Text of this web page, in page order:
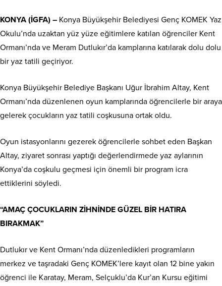
KONYA (İGFA) – Konya Büyükşehir Belediyesi Genç KOMEK Yaz
Okulu’nda uzaktan yüz yüze eğitimlere katılan öğrenciler Kent
Ormanı’nda ve Meram Dutlukır’da kamplarına katılarak dolu dolu
bir yaz tatili geçiriyor.
Konya Büyükşehir Belediye Başkanı Uğur İbrahim Altay, Kent
Ormanı’nda düzenlenen oyun kamplarında öğrencilerle bir araya
gelerek çocukların yaz tatili coşkusuna ortak oldu.
Oyun istasyonlarını gezerek öğrencilerle sohbet eden Başkan
Altay, ziyaret sonrası yaptığı değerlendirmede yaz aylarının
Konya’da coşkulu geçmesi için önemli bir program icra
ettiklerini söyledi.
“AMAÇ ÇOCUKLARIN ZİHNİNDE GÜZEL BİR HATIRA
BIRAKMAK”
Dutlukır ve Kent Ormanı’nda düzenledikleri programların
merkez ve taşradaki Genç KOMEK’lere kayıt olan 12 bine yakın
öğrenci ile Karatay, Meram, Selçuklu’da Kur’an Kursu eğitimi